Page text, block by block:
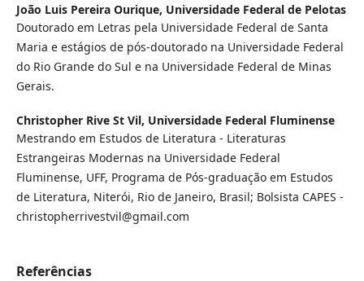
João Luis Pereira Ourique, Universidade Federal de Pelotas
Doutorado em Letras pela Universidade Federal de Santa
Maria e estágios de pós-doutorado na Universidade Federal
do Rio Grande do Sul e na Universidade Federal de Minas
Gerais.
Christopher Rive St Vil, Universidade Federal Fluminense
Mestrando em Estudos de Literatura - Literaturas
Estrangeiras Modernas na Universidade Federal
Fluminense, UFF, Programa de Pós-graduação em Estudos
de Literatura, Niterói, Rio de Janeiro, Brasil; Bolsista CAPES -
christopherrivestvil@gmail.com
Referências